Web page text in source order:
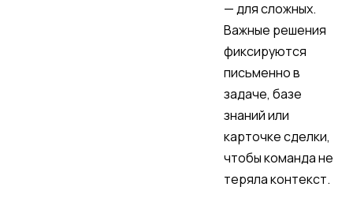
— для сложных.
Важные решения
фиксируются
письменно в
задаче, базе
знаний или
карточке сделки,
чтобы команда не
теряла контекст.